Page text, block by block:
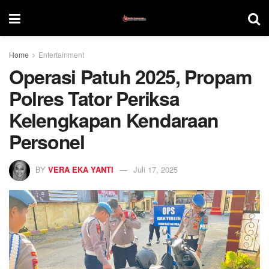
Home Entertainment
Operasi Patuh 2025, Propam
Polres Tator Periksa
Kelengkapan Kendaraan
Personel
BY VERA EKA YANTI Juli 17, 2025